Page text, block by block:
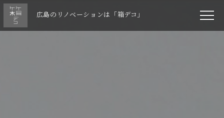
広島のリノベーションは「箱デコ」